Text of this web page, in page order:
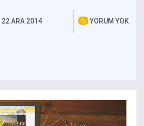
22 ARA 2014 YORUM YOK